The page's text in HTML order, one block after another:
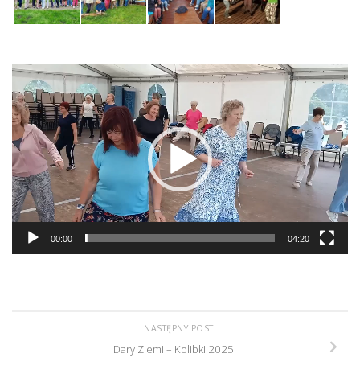
Odtwarzacz
video
00:00 04:20
NASTĘPNY POST
Dary Ziemi – Kolibki 2025